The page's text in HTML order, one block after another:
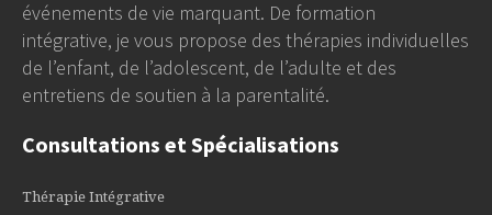
événements de vie marquant. De formation
intégrative, je vous propose des thérapies individuelles
de l’enfant, de l’adolescent, de l’adulte et des
entretiens de soutien à la parentalité.
Consultations et Spécialisations
Thérapie Intégrative